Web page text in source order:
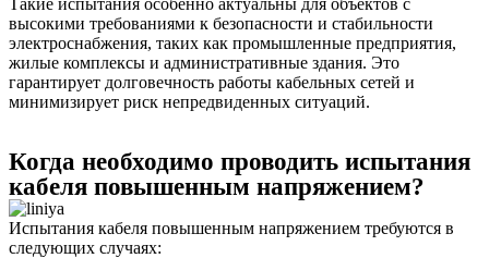
высокими требованиями к безопасности и стабильности
электроснабжения, таких как промышленные предприятия,
жилые комплексы и административные здания. Это
гарантирует долговечность работы кабельных сетей и
минимизирует риск непредвиденных ситуаций.
Когда необходимо проводить испытания
кабеля повышенным напряжением?
Испытания кабеля повышенным напряжением требуются в
следующих случаях: